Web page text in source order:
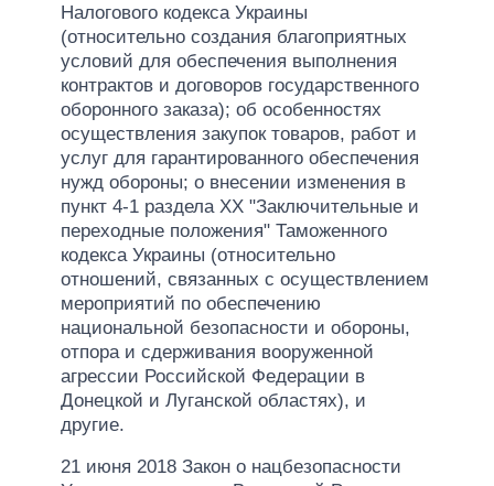
Налогового кодекса Украины
(относительно создания благоприятных
условий для обеспечения выполнения
контрактов и договоров государственного
оборонного заказа); об особенностях
осуществления закупок товаров, работ и
услуг для гарантированного обеспечения
нужд обороны; о внесении изменения в
пункт 4-1 раздела ХХ "Заключительные и
переходные положения" Таможенного
кодекса Украины (относительно
отношений, связанных с осуществлением
мероприятий по обеспечению
национальной безопасности и обороны,
отпора и сдерживания вооруженной
агрессии Российской Федерации в
Донецкой и Луганской областях), и
другие.
21 июня 2018 Закон о нацбезопасности